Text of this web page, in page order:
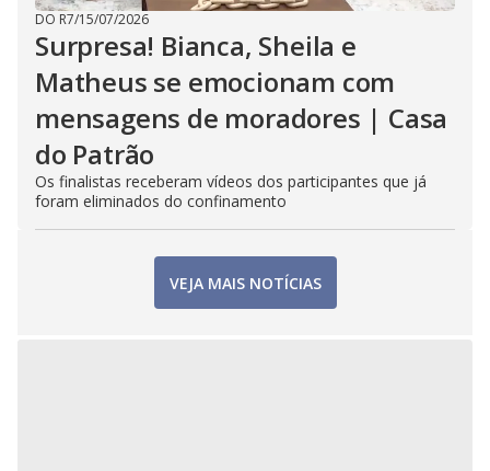
DO R7/15/07/2026
Surpresa! Bianca, Sheila e
Matheus se emocionam com
mensagens de moradores | Casa
do Patrão
Os finalistas receberam vídeos dos participantes que já
foram eliminados do confinamento
VEJA MAIS NOTÍCIAS